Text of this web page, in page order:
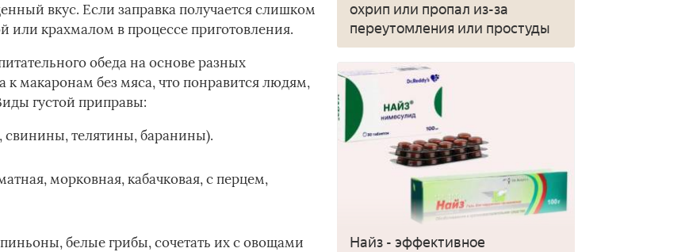
вкус. Если заправка получается слишком
или крахмалом в процессе приготовления.
обеда на основе разных
к макаронам без мяса, что понравится людям,
густой приправы:
телятины, баранины).
морковная, кабачковая, с перцем,
белые грибы, сочетать их с овощами
охрип или пропал из-за
переутомления или простуды
Найз - эффективное